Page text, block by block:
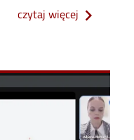
czytaj więcej o trwają